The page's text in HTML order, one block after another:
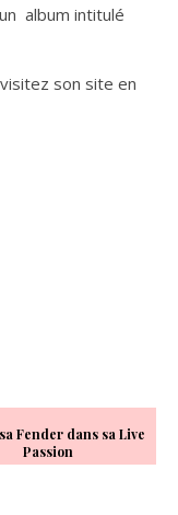
album intitulé
son site en
Fender dans sa Live
Passion